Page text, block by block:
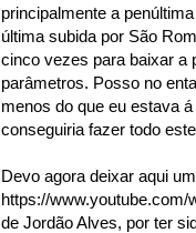
principalmente a
última subida por São
cinco vezes para baixar a
parâmetros. Posso no
menos do que eu estava
conseguiria fazer todo
Devo agora deixar aqui
https://
de Jordão Alves, por ter